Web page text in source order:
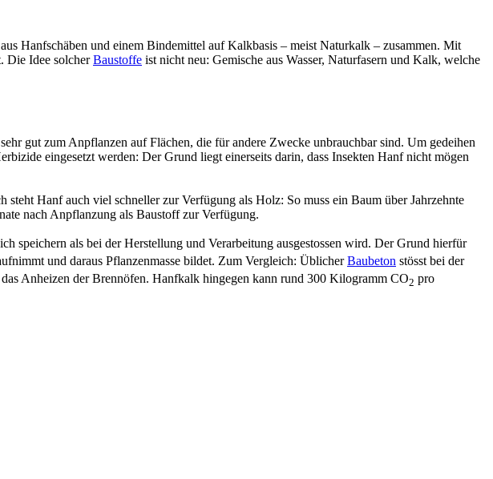
Hanfschäben und einem Bindemittel auf Kalkbasis – meist Naturkalk – zusammen. Mit
Die Idee solcherBaustoffe ist nicht neu: Gemische aus Wasser, Naturfasern und Kalk, welche
gut zum Anpflanzen auf Flächen, die für andere Zwecke unbrauchbar sind. Um gedeihen
eingesetzt werden: Der Grund liegt einerseits darin, dass Insekten Hanf nicht mögen
Hanf auch viel schneller zur Verfügung als Holz: So muss ein Baum über Jahrzehnte
nach Anpflanzung als Baustoff zur Verfügung.
speichern als bei der Herstellung und Verarbeitung ausgestossen wird. Der Grund hierfür
und daraus Pflanzenmasse bildet. Zum Vergleich: ÜblicherBaubeton stösst bei der
Anheizen der Brennöfen. Hanfkalk hingegen kann rund 300 Kilogramm CO2 pro